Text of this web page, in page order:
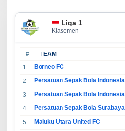
Liga 1
Klasemen
# TEAM
1 Borneo FC
2
3
4
Persatuan Sepak Bola Surabaya
5
Maluku Utara United FC